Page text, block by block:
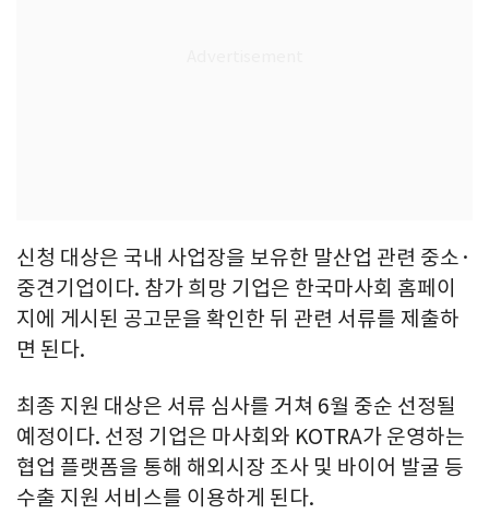
신청 대상은 국내 사업장을 보유한 말산업 관련 중소·
중견기업이다. 참가 희망 기업은 한국마사회 홈페이
지에 게시된 공고문을 확인한 뒤 관련 서류를 제출하
면 된다.
최종 지원 대상은 서류 심사를 거쳐 6월 중순 선정될
예정이다. 선정 기업은 마사회와 KOTRA가 운영하는
협업 플랫폼을 통해 해외시장 조사 및 바이어 발굴 등
수출 지원 서비스를 이용하게 된다.